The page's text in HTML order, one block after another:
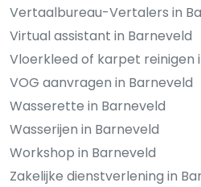
Vertaalbureau-Vertalers in
Virtual assistant in Barneveld
Vloerkleed of karpet reinigen
VOG aanvragen in Barneveld
Wasserette in Barneveld
Wasserijen in Barneveld
Workshop in Barneveld
Zakelijke dienstverlening in